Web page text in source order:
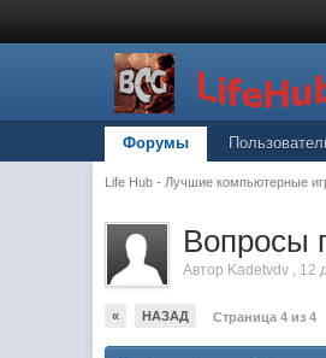
Форумы
Life Hub - Лучшие компьютерные
Вопросы
Автор Kadetvdv , 12
« НАЗАД Страница 4 из 4